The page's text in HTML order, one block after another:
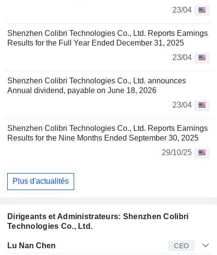
23/04
Shenzhen Colibri Technologies Co., Ltd. Reports Earnings
Results for the Full Year Ended December 31, 2025
23/04
Shenzhen Colibri Technologies Co., Ltd. announces
Annual dividend, payable on June 18, 2026
23/04
Shenzhen Colibri Technologies Co., Ltd. Reports Earnings
Results for the Nine Months Ended September 30, 2025
29/10/25
Plus d'actualités
Dirigeants et Administrateurs: Shenzhen Colibri
Technologies Co., Ltd.
Dirigeant Titre
Lu Nan Chen CEO